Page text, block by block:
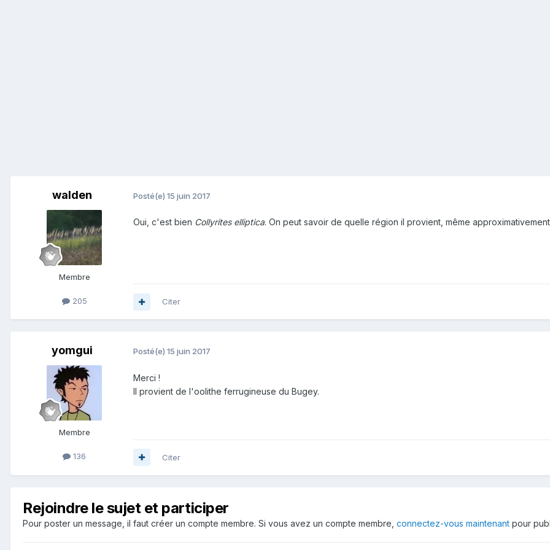
walden
Membre
205
Posté(e) 15 juin 2017
Oui, c'est bien Collyrites elliptica. On peut savoir de quelle région il provient, même
Citer
yomgui
Membre
136
Posté(e) 15 juin 2017
Merci !
Il provient de l'oolithe ferrugineuse du Bugey.
Citer
Rejoindre le sujet et participer
Pour poster un message, il faut créer un compte membre. Si vous avez un compte membre, connectez-vous maintenant pour